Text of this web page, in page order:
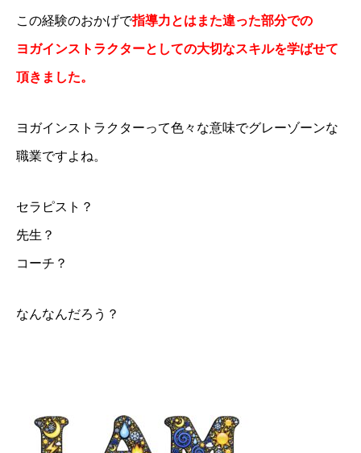
この経験のおかげで指導力とはまた違った部分での
ヨガインストラクターとしての大切なスキルを学ばせて
頂きました。
ヨガインストラクターって色々な意味でグレーゾーンな
職業ですよね。
セラピスト？
先生？
コーチ？
なんなんだろう？